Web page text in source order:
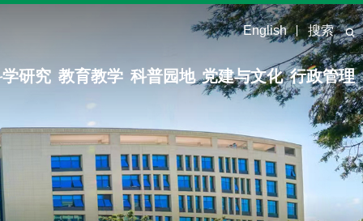
English 搜索
研究 教育教学 科普园地 党建与文化 行政管理